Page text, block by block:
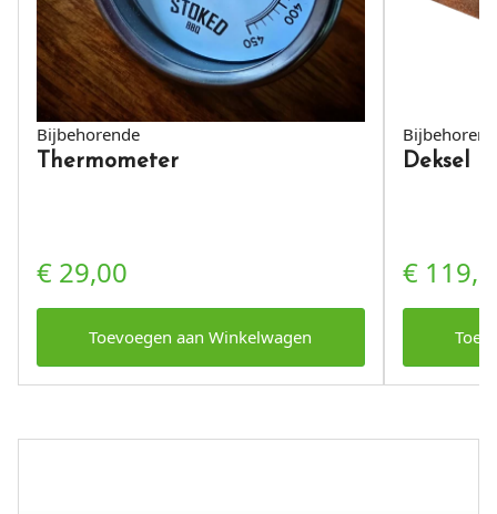
Bijbehorende
Thermometer
€ 29,00
Toevoegen aan Winkelwagen
Deksel
€